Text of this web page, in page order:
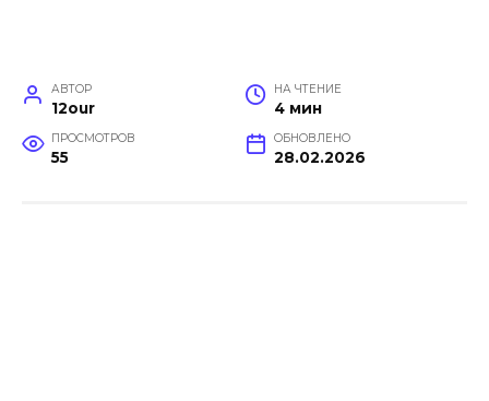
АВТОР
12our
НА ЧТЕНИЕ
4 мин
ПРОСМОТРОВ
55
ОБНОВЛЕНО
28.02.2026